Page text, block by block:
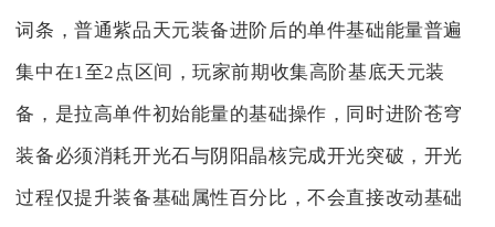
词条，普通紫品天元装备进阶后的单件基础能量普遍
集中在1至2点区间，玩家前期收集高阶基底天元装
备，是拉高单件初始能量的基础操作，同时进阶苍穹
装备必须消耗开光石与阴阳晶核完成开光突破，开光
过程仅提升装备基础属性百分比，不会直接改动基础